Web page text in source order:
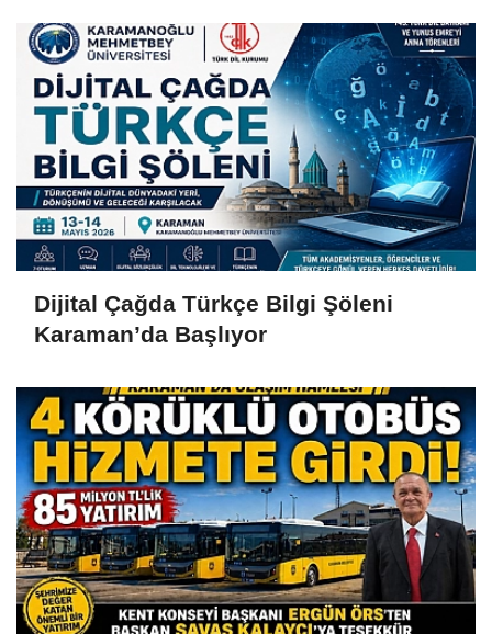
Dijital Çağda Türkçe Bilgi Şöleni
Karaman’da Başlıyor